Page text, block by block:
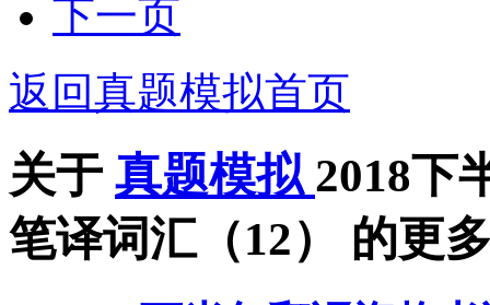
下一页
返回真题模拟首页
关于 真题模拟 2018下
笔译词汇（12）
的更